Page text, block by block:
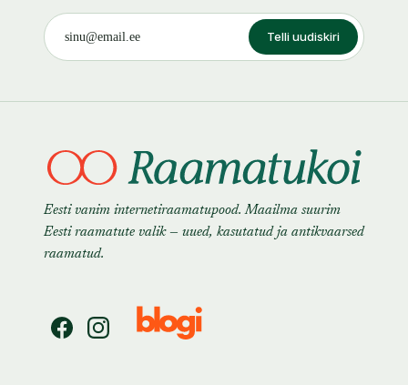
Telli uudiskiri
Eesti vanim internetiraamatupood. Maailma suurim
Eesti raamatute valik — uued, kasutatud ja antikvaarsed
raamatud.